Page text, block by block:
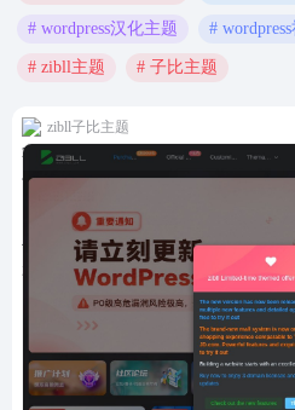
# wordpress汉化主题 #
# zibll主题 # 子比主题
zibll子比主题